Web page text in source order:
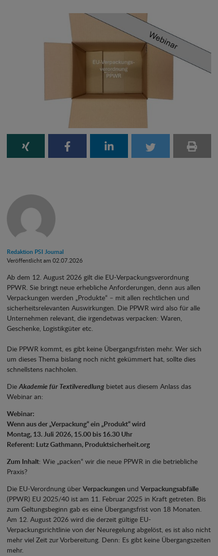
Redaktion PSI Journal
Veröffentlicht am 02.07.2026
Ab dem 12. August 2026 gilt die EU-Verpackungsverordnung
PPWR. Sie bringt neue erhebliche Anforderungen, denn aus allen
Verpackungen werden „Produkte“ – mit allen rechtlichen und
sicherheitsrelevanten Auswirkungen. Die PPWR wird also für alle
Unternehmen relevant, die irgendetwas verpacken: Waren,
Geschenke, Logistikgüter etc.
Die PPWR kommt, es gibt keine Übergangsfristen mehr. Wer sich
um dieses Thema bislang noch nicht gekümmert hat, sollte dies
schnellstens nachholen.
Die Akademie für Textilveredlung bietet aus diesem Anlass das
Webinar an:
Webinar:
Wenn aus der „Verpackung“ ein „Produkt“ wird
Montag, 13. Juli 2026, 15.00 bis 16.30 Uhr
Referent: Lutz Gathmann, Produktsicherheit.org
Zum Inhalt: Wie „packen“ wir die neue PPWR in die betriebliche
Praxis?
Die EU-Verordnung über Verpackungen und Verpackungsabfälle
(PPWR) EU 2025/40 ist am 11. Februar 2025 in Kraft getreten. Bis
zum Geltungsbeginn gab es eine Übergangsfrist von 18 Monaten.
Am 12. August 2026 wird die derzeit gültige EU-
Verpackungsrichtlinie von der Neuregelung abgelöst, es ist also nicht
mehr viel Zeit zur Vorbereitung. Denn: Es gibt keine Übergangszeiten
mehr.